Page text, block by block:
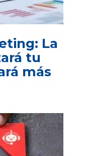
La
tu
más